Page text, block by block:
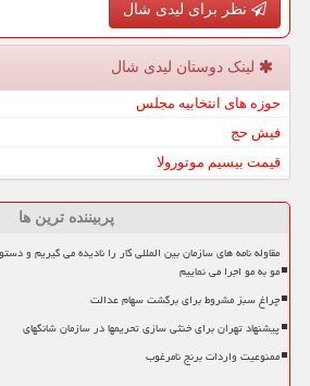
نظر برای لیدی شال
لینک دوستان لیدی شال
حوزه های انتخابیه مجلس
فیش حج
قیمت بیسیم موتورولا
پربیننده ترین ها
مقاوله نامه های سازمان بین المللی کار را نادیده می گیریم و
مو به مو اجرا می نماییم
چراغ سبز مشروط برای برگشت سهام عدالت
پیشنهاد تهران برای خنثی سازی تحریمها در سازمان شانگهای
ممنوعیت واردات برنج نامرغوب